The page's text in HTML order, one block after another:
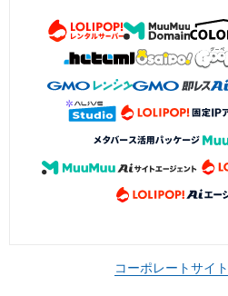
コーポレートサイト